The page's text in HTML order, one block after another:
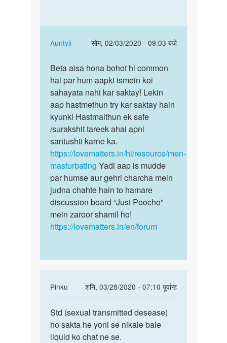
hand
job
bilkul
by
amit
sana
hai
Auntyji
सोम, 02/03/2020 - 09:03 बजे
In
reply
to
Mujhko
sex
banana
hai
by
Pavan
Beta
aisa
hona
bohot
hi…
Beta aisa hona bohot hi common
hai par hum aapki ismein koi
sahayata nahi kar saktay! Lekin
aap hastmethun try kar saktay hain
kyunki Hastmaithun ek safe
/surakshit tareek ahai apni
santushti karne ka.
https://lovematters.in/hi/resource/men-
masturbating Yadi aap is mudde
par humse aur gehri charcha mein
judna chahte hain to hamare
discussion board “Just Poocho”
mein zaroor shamil ho!
https://lovematters.in/en/forum
Pinku
शनि, 03/28/2020 - 07:10 पूर्वान्ह
to
Kya
apni
Std
(sexual
transmitted…
Std (sexual transmitted desease)
ho sakta he yoni se nikale bale
liquid ko chat ne se.